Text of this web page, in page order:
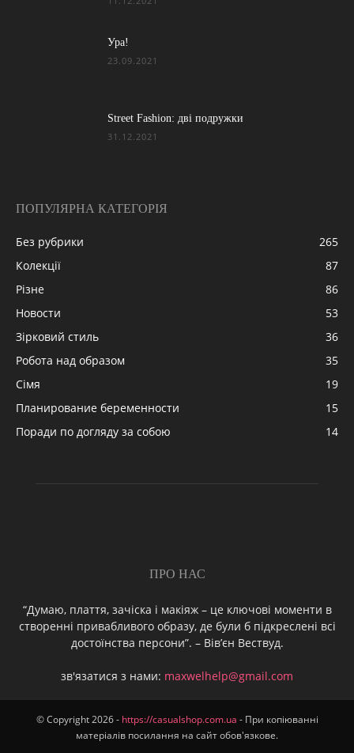
Ура!
23.09.2021
Street Fashion: дві подружки
31.12.2021
ПОПУЛЯРНА КАТЕГОРІЯ
Без рубрики
265
Колекції
87
Різне
86
Новости
53
Зірковий стиль
36
Робота над образом
35
Сімя
19
Планирование беременности
15
Поради по догляду за собою
14
ПРО НАС
“Думаю, плаття, зачіска і макіяж – це ключові моменти в
створенні привабливого образу, де були б підкреслені всі
достоїнства персони”. – Вів’єн Вествуд.
зв'язатися з нами: maxwelhelp@gmail.com
© Copyright 2026 - https://casualshop.com.ua - При копіюванні
матеріалів посилання на сайт обов'язкове.